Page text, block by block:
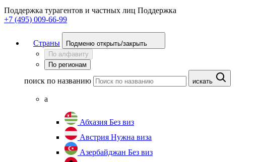
Поддержка турагентов и частных лиц Поддержка
+7 (495) 009-66-99
Страны
Подменю открыть/закрыть
По алфавиту
По регионам
поиск по названию искать
а
Абхазия Без виз
Австрия Нужна виза
Азербайджан Без виз